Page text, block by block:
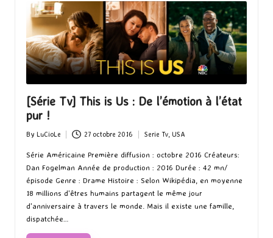
[Série Tv] This is Us : De l’émotion à l’état
pur !
Posted
by
By LuCioLe 27 octobre 2016
in
Serie Tv, USA
Série Américaine Première diffusion : octobre 2016 Créateurs:
Dan Fogelman Année de production : 2016 Durée : 42 mn/
épisode Genre : Drame Histoire : Selon Wikipédia, en moyenne
18 millions d'êtres humains partagent le même jour
d'anniversaire à travers le monde. Mais il existe une famille,
dispatchée…